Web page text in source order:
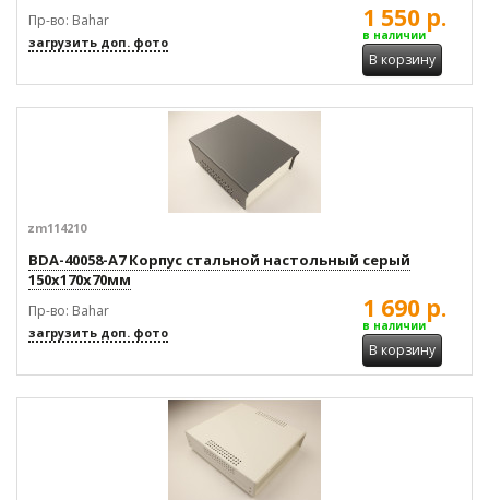
Пр-во: Bahar
загрузить доп. фото
1 550 р.
в наличии
В корзину
zm114210
BDA-40058-A7 Корпус стальной настольный серый
150x170x70мм
Пр-во: Bahar
загрузить доп. фото
1 690 р.
в наличии
В корзину